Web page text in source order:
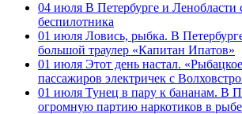
04 июля В Петербурге и Ленобласти
беспилотника
01 июля Ловись, рыбка. В
большой траулер «Капитан Ипатов»
01 июля Этот день настал.
пассажиров электричек с
01 июля Тунец в пару к бананам. В
огромную партию наркотиков в рыбе